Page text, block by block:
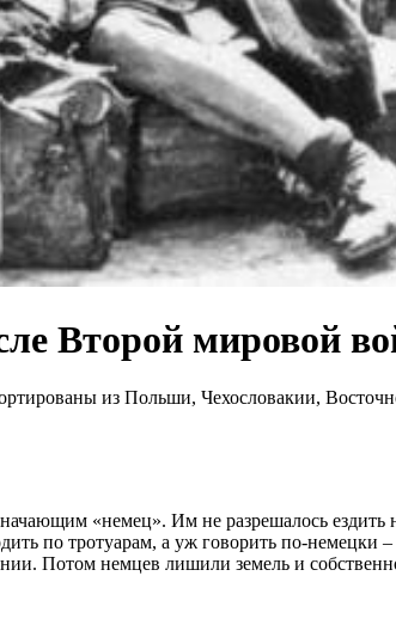
Второй мировой
из Польши, Чехословакии,
«немец». Им не разрешалось ездить
по тротуарам, а уж говорить по-
Потом немцев лишили земель и